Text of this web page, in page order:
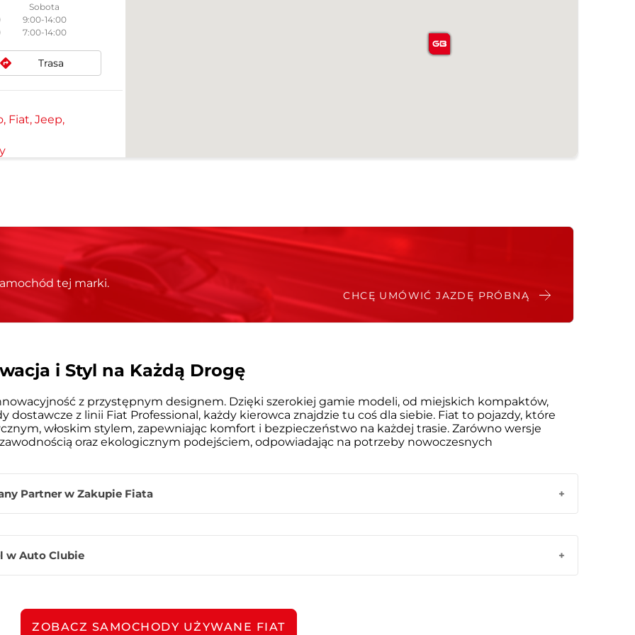
Sobota
9:00-14:00
7:00-14:00
Trasa
Fiat, Jeep,
tej marki.
CHCĘ UMÓWIĆ JAZDĘ PRÓBNĄ
i Styl na Każdą Drogę
z przystępnym designem. Dzięki szerokiej gamie modeli, od miejskich kompaktów,
z linii Fiat Professional, każdy kierowca znajdzie tu coś dla siebie. Fiat to pojazdy, które
włoskim stylem, zapewniając komfort i bezpieczeństwo na każdej trasie. Zarówno wersje
oraz ekologicznym podejściem, odpowiadając na potrzeby nowoczesnych
Partner w Zakupie Fiata
się wyjątkowym doświadczeniem. Nasz zespół specjalistów, dysponujący szeroką wiedzą i
proces zakupu nowego Fiata staje się prostszy niż kiedykolwiek. Oferujemy różnorodne opcje
w Auto Clubie
się, jak stylowy design Fiata współgra z nowoczesną technologią i funkcjonalnymi
staje się jeszcze przyjemniejsza. Nasi doradcy chętnie zaprezentują Ci wszystkie funkcje i
ZOBACZ SAMOCHODY UŻYWANE FIAT